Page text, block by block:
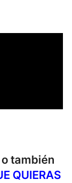
también
QUIERAS